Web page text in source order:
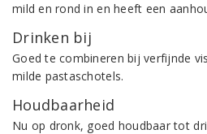
mild en rond in en heeft een
Drinken bij
Goed te combineren bij verfijnde
milde pastaschotels.
Houdbaarheid
Nu op dronk, goed houdbaar tot